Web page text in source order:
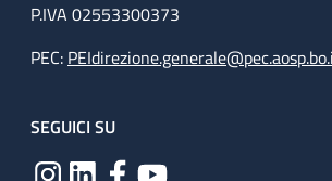
P.IVA 02553300373
PEC:
SEGUICI SU